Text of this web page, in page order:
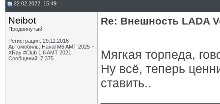
22.02.2022, 15:49
Neibot
Продвинутый
Регистрация: 29.11.2016
Автомобиль: Haval M6 AMT 2025 +
XRay #Club 1.6 AMT 2021
Сообщений: 7,375
Re: Внешность LADA
Мягкая торпеда,
Ну всё, теперь
ставить..